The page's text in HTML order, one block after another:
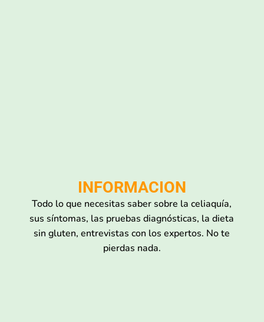
INFORMACION
Todo lo que necesitas saber sobre la celiaquía,
sus síntomas, las pruebas diagnósticas, la dieta
sin gluten, entrevistas con los expertos. No te
pierdas nada.